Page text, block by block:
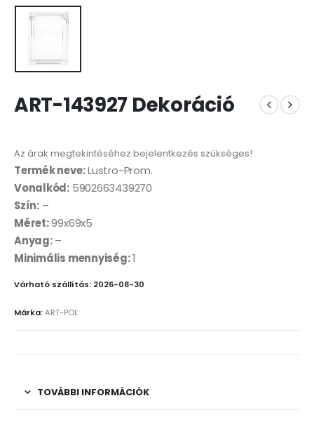
ART-143927 Dekoráció
Az árak megtekintéséhez bejelentkezés szükséges!
Termék neve:Lustro-Prom.
Vonalkód: 5902663439270
Szín:–
Méret:99x69x5
Anyag:–
Minimális mennyiség:1
Várható szállítás: 2026-08-30
Márka:ART-POL
TOVÁBBI INFORMÁCIÓK